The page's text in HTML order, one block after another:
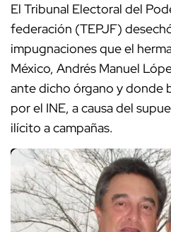
El Tribunal Electoral del
federación (TEPJF)
impugnaciones que el
México, Andrés Manuel
ante dicho órgano y donde
por el INE, a causa del
ilícito a campañas.